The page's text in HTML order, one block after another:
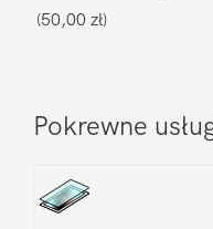
5
(50,00 zł)
Pokrewne